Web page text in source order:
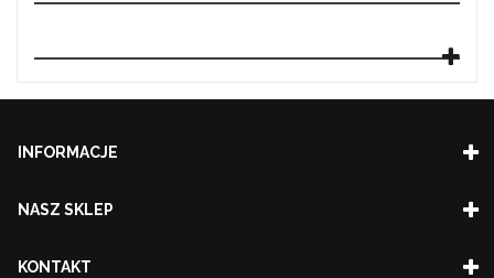
INFORMACJE
NASZ SKLEP
KONTAKT